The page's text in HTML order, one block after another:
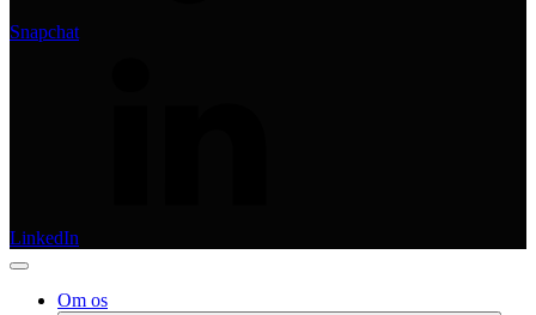
Snapchat
LinkedIn
Om os